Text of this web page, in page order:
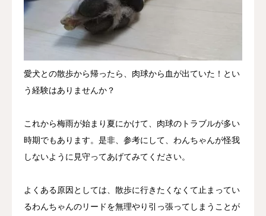
愛犬との散歩から帰ったら、肉球から血が出ていた！とい
う経験はありませんか？
これから梅雨が始まり夏にかけて、肉球のトラブルが多い
時期でもあります。是非、参考にして、わんちゃんが怪我
しないように見守ってあげてみてください。
よくある原因としては、散歩に行きたくなくて止まってい
るわんちゃんのリードを無理やり引っ張ってしまうことが